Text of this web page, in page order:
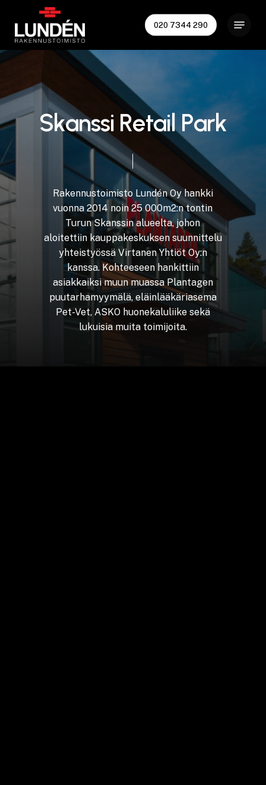
main
content
020 7344 290
Skanssi Retail Park
Rakennustoimisto Lundén Oy hankki
vuonna 2014 noin 25 000m2:n tontin
Turun Skanssin alueelta, johon
aloitettiin kauppakeskuksen suunnittelu
yhteistyössä Virtanen Yhtiöt Oy:n
kanssa. Kohteeseen hankittiin
asiakkaiksi muun muassa Plantagen
puutarhamyymälä, eläinlääkäriasema
Pet-Vet, ASKO huonekaluliike sekä
lukuisia muita toimijoita.
Menu